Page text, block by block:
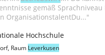
gemäß Sprachniveau
OrganisationstalentDu..."
Hochschule
Raum Leverkusen